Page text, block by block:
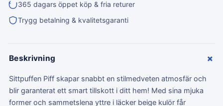
365 dagars öppet köp & fria returer
Trygg betalning & kvalitetsgaranti
Beskrivning +
Sittpuffen Piff skapar snabbt en stilmedveten atmosfär och
blir garanterat ett smart tillskott i ditt hem! Med sina mjuka
former och sammetslena yttre i läcker beige kulör får